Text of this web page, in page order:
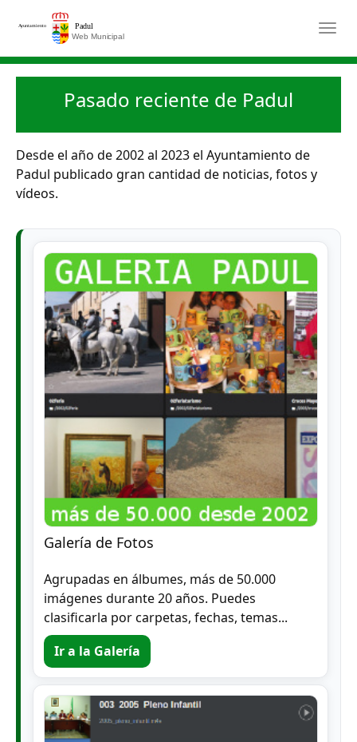
Saltar al contenido principal
Pasado reciente de Padul
Desde el año de 2002 al 2023 el Ayuntamiento de
Padul publicado gran cantidad de noticias, fotos y
vídeos.
Galería de Fotos
Agrupadas en álbumes, más de 50.000
imágenes durante 20 años. Puedes
clasificarla por carpetas, fechas, temas...
Ir a la Galería